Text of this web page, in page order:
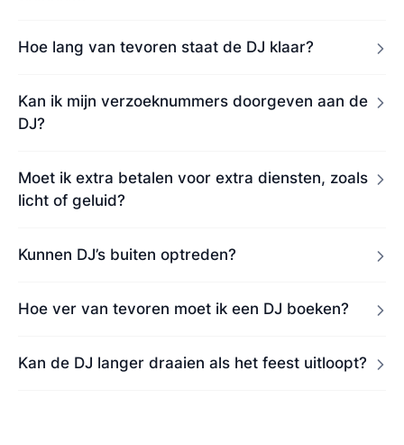
Hoe lang van tevoren staat de DJ klaar?
Kan ik mijn verzoeknummers doorgeven aan de
DJ?
Moet ik extra betalen voor extra diensten, zoals
licht of geluid?
Kunnen DJ’s buiten optreden?
Hoe ver van tevoren moet ik een DJ boeken?
Kan de DJ langer draaien als het feest uitloopt?